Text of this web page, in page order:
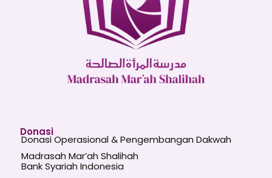
Donasi
Donasi Operasional & Pengembangan Dakwah
Madrasah Mar’ah Shalihah
Bank Syariah Indonesia